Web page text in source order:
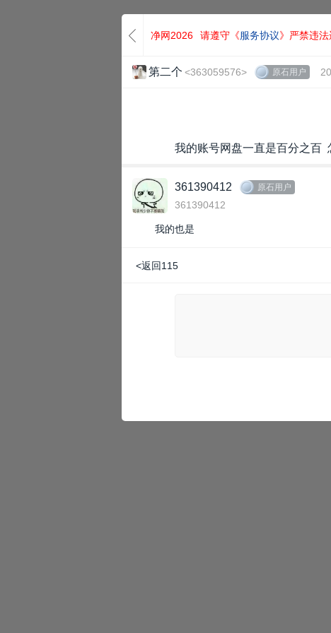
净网2026 请遵守《服务协议》严禁违法
第二个 <363059576> 原石用户
我的账号网盘一直是百分之
361390412 原石用户
361390412
我的也是
<返回115